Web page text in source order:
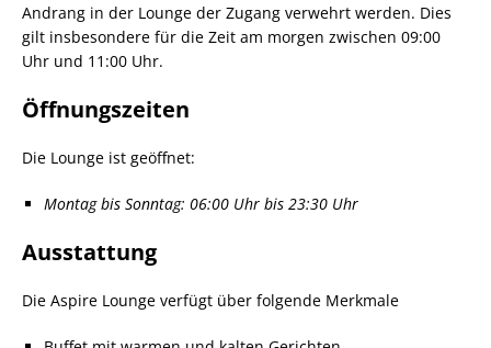
Andrang in der Lounge der Zugang verwehrt werden. Dies
gilt insbesondere für die Zeit am morgen zwischen 09:00
Uhr und 11:00 Uhr.
Öffnungszeiten
Die Lounge ist geöffnet:
Montag bis Sonntag: 06:00 Uhr bis 23:30 Uhr
Ausstattung
Die Aspire Lounge verfügt über folgende Merkmale